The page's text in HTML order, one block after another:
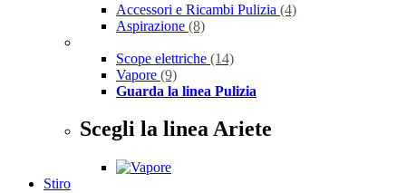
Accessori e Ricambi Pulizia (4)
Aspirazione (8)
Scope elettriche (14)
Vapore (9)
Guarda la linea Pulizia
Scegli la linea Ariete
Stiro